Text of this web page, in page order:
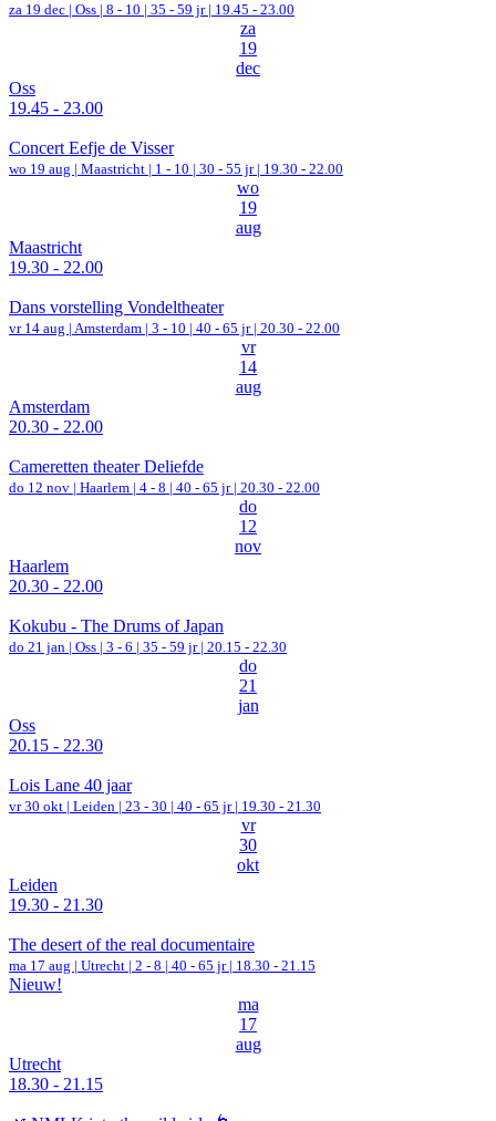
za 19 dec | Oss | 8 - 10 | 35 - 59 jr | 19.45 - 23.00
za
19
dec
Oss
19.45 - 23.00
Concert Eefje de Visser
wo 19 aug | Maastricht | 1 - 10 | 30 - 55 jr | 19.30 - 22.00
wo
19
aug
Maastricht
19.30 - 22.00
Dans vorstelling Vondeltheater
vr 14 aug | Amsterdam | 3 - 10 | 40 - 65 jr | 20.30 - 22.00
vr
14
aug
Amsterdam
20.30 - 22.00
Cameretten theater Deliefde
do 12 nov | Haarlem | 4 - 8 | 40 - 65 jr | 20.30 - 22.00
do
12
nov
Haarlem
20.30 - 22.00
Kokubu - The Drums of Japan
do 21 jan | Oss | 3 - 6 | 35 - 59 jr | 20.15 - 22.30
do
21
jan
Oss
20.15 - 22.30
Lois Lane 40 jaar
vr 30 okt | Leiden | 23 - 30 | 40 - 65 jr | 19.30 - 21.30
vr
30
okt
Leiden
19.30 - 21.30
The desert of the real documentaire
ma 17 aug | Utrecht | 2 - 8 | 40 - 65 jr | 18.30 - 21.15
Nieuw!
ma
17
aug
Utrecht
18.30 - 21.15